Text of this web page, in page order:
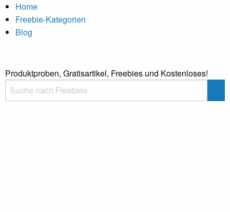
Home
Freebie-Kategorien
Blog
Produktproben, Gratisartikel, Freebies und Kostenloses!